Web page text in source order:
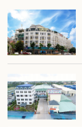
Gửi